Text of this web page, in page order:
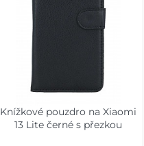
Knížkové pouzdro na Xiaomi
13 Lite černé s přezkou